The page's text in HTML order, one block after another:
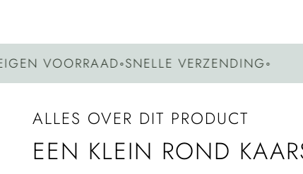
VOORRAAD◦SNELLE VERZENDING◦
ALLES OVER DIT PRODUCT
EEN KLEIN ROND